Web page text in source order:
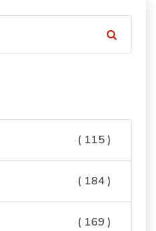
( 115 )
( 184 )
( 169 )